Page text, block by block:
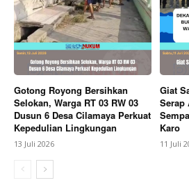
My account
Bagikan Artikel
Berita Lainnya Disambut Tradisi
Muhammad Ali Akbar Resmi
Gotong Royong Bersihkan
Selokan, Warga RT 03 RW 03
Dusun 6 Desa Cilamaya Perkuat
Kepedulian Lingkungan
13 Juli 2026
Giat
Serap
Karo
11 Juli